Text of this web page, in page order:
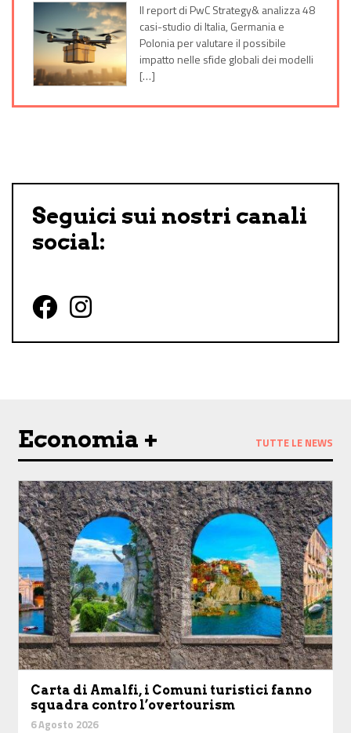
Il report di PwC Strategy& analizza 48
casi-studio di Italia, Germania e
Polonia per valutare il possibile
impatto nelle sfide globali dei modelli
[…]
Seguici sui nostri canali
social:
Follow us on Facebook
Follow us on Instagram
Economia + TUTTE LE NEWS
Carta di Amalfi, i Comuni turistici fanno
squadra contro l’overtourism
6 Agosto 2026